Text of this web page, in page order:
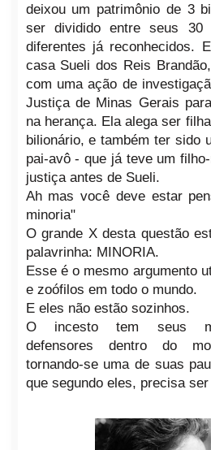
deixou um patrimônio de 3
ser dividido entre seus 30
diferentes já reconhecidos.
casa Sueli dos Reis
com uma ação de
Justiça de Minas Gerais
na herança. Ela alega ser
bilionário, e também ter sido
pai-avô - que já teve um
justiça antes de Sueli.
Ah mas você deve estar
minoria"
O grande X desta questão
palavrinha: MINORIA.
Esse é o mesmo argumento
e zoófilos em todo o mundo.
E eles não estão sozinhos.
O incesto tem seus
defensores dentro do
tornando-se uma de suas
que segundo eles, precisa ser